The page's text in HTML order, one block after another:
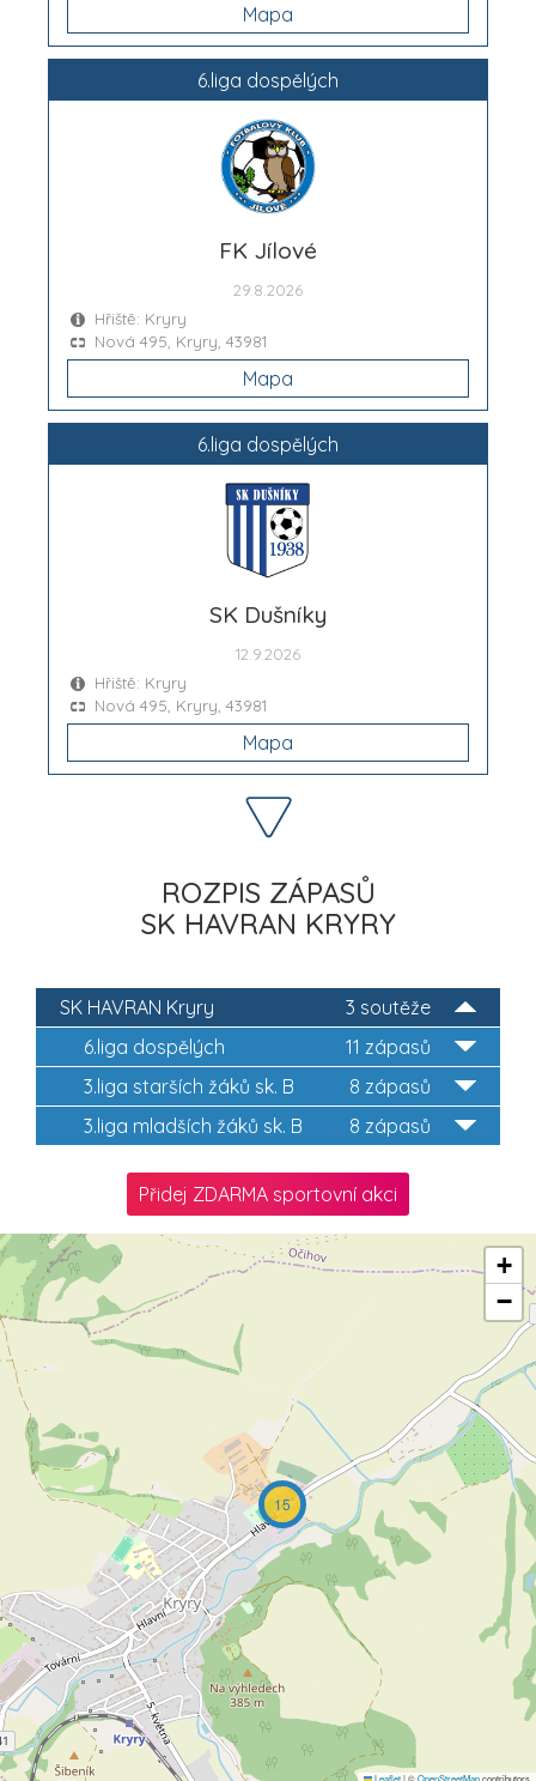
Mapa
6.liga dospělých
FK Jílové
29.8.2026
Hřiště: Kryry
Nová 495, Kryry, 43981
Mapa
6.liga dospělých
SK Dušníky
12.9.2026
Hřiště: Kryry
Nová 495, Kryry, 43981
Mapa
ROZPIS ZÁPASŮ
SK HAVRAN KRYRY
3 soutěže
SK HAVRAN Kryry
11 zápasů
6.liga dospělých
8 zápasů
3.liga starších žáků sk. B
8 zápasů
3.liga mladších žáků sk. B
Přidej ZDARMA sportovní akci
15
+
−
Leaflet|©OpenStreetMapcontributors